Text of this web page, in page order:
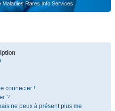
Rares Info Services
connecter !
?
ne peux à présent plus me